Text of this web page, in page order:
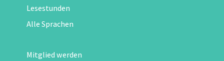
Lesestunden
Alle Sprachen
Mitglied werden